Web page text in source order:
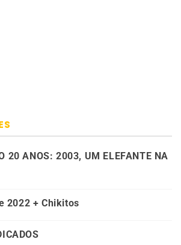
20 ANOS: 2003, UM ELEFANTE NA
2022 + Chikitos